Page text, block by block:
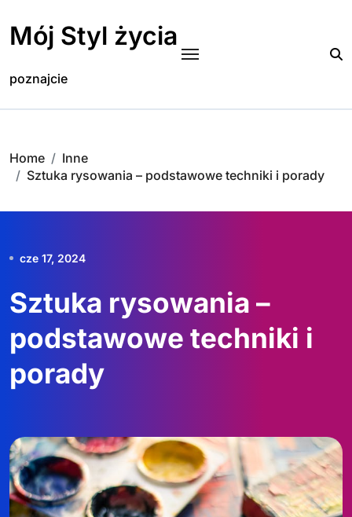
content
Mój Styl życia
poznajcie
Home
Inne
Sztuka rysowania – podstawowe techniki i porady
cze 17, 2024
Sztuka rysowania –
podstawowe techniki i
porady